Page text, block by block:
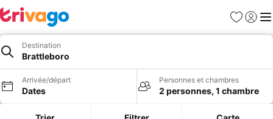
Favoris
Se
Destination
Brattleboro
Arrivée/départ
Dates
Personnes et chambres
2 personnes, 1 chambre